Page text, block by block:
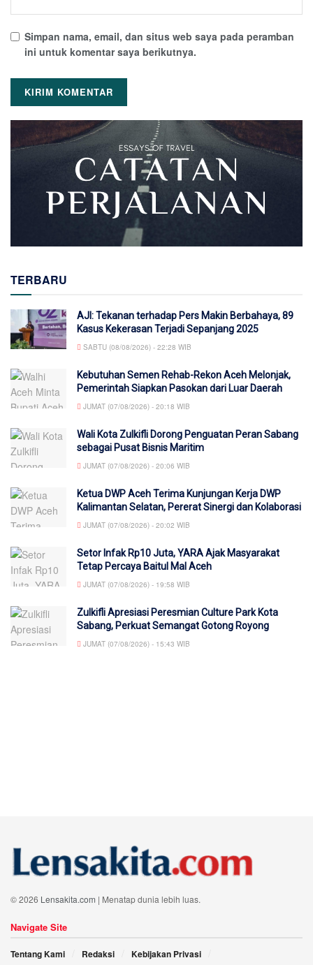
Simpan nama, email, dan situs web saya pada peramban
ini untuk komentar saya berikutnya.
TERBARU
AJI: Tekanan terhadap Pers Makin Berbahaya, 89
Kasus Kekerasan Terjadi Sepanjang 2025
SABTU (08/08/2026) - 22:28 WIB
Kebutuhan Semen Rehab-Rekon Aceh Melonjak,
Pemerintah Siapkan Pasokan dari Luar Daerah
JUMAT (07/08/2026) - 20:18 WIB
Wali Kota Zulkifli Dorong Penguatan Peran Sabang
sebagai Pusat Bisnis Maritim
JUMAT (07/08/2026) - 20:06 WIB
Ketua DWP Aceh Terima Kunjungan Kerja DWP
Kalimantan Selatan, Pererat Sinergi dan Kolaborasi
JUMAT (07/08/2026) - 20:02 WIB
Setor Infak Rp10 Juta, YARA Ajak Masyarakat
Tetap Percaya Baitul Mal Aceh
JUMAT (07/08/2026) - 19:58 WIB
Zulkifli Apresiasi Peresmian Culture Park Kota
Sabang, Perkuat Semangat Gotong Royong
JUMAT (07/08/2026) - 15:43 WIB
© 2026 Lensakita.com | Menatap dunia lebih luas.
Navigate Site
Tentang Kami Redaksi
Kebijakan Privasi